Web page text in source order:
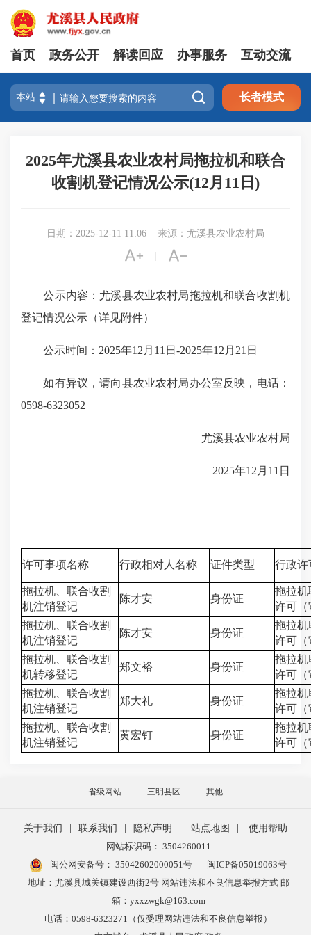
首页 政务公开 解读回应 办事服务 互动交流
 长者模式
2025年尤溪县农业农村局拖拉机和联合
收割机登记情况公示(12月11日)
日期：2025-12-11 11:06 来源：尤溪县农业农村局
 
公示内容：尤溪县农业农村局拖拉机和联合收割机
登记情况公示（详见附件）
公示时间：2025年12月11日-2025年12月21日
如有异议，请向县农业农村局办公室反映，电话：
0598-6323052
尤溪县农业农村局
2025年12月11日
许可事项名称 行政相对人名称 证件类型 行政许
拖拉机、联合收割
机注销登记
陈才安 身份证
拖拉机
许可（
拖拉机、联合收割
机注销登记
陈才安 身份证
拖拉机
许可（
拖拉机、联合收割
机转移登记
郑文裕 身份证
拖拉机
许可（
拖拉机、联合收割
机注销登记
郑大礼 身份证
拖拉机
许可（
拖拉机、联合收割
机注销登记
黄宏钉 身份证
拖拉机
许可（
省级网站 三明县区 其他
关于我们 联系我们 隐私声明 站点地图
使用帮助
网站标识码： 3504260011
闽公网安备号： 35042602000051号
闽ICP备05019063号
地址：尤溪县城关镇建设西街2号 网站违法和不良信息举报方式 邮
箱：yxxzwgk@163.com
电话：0598-6323271（仅受理网站违法和不良信息举报）